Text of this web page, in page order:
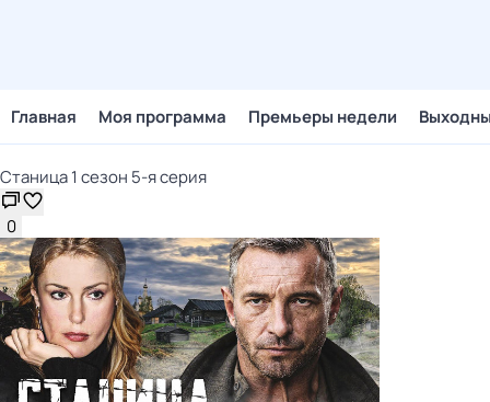
Главная Моя программа Премьеры недели
Станица 1 сезон 5-я серия
0